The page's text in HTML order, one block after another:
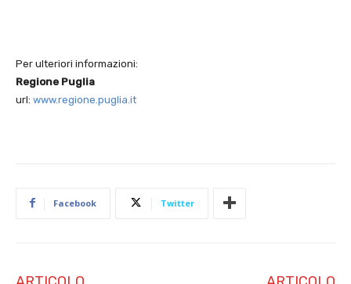
Per ulteriori informazioni:
Regione Puglia
url: www.regione.puglia.it
Facebook Twitter